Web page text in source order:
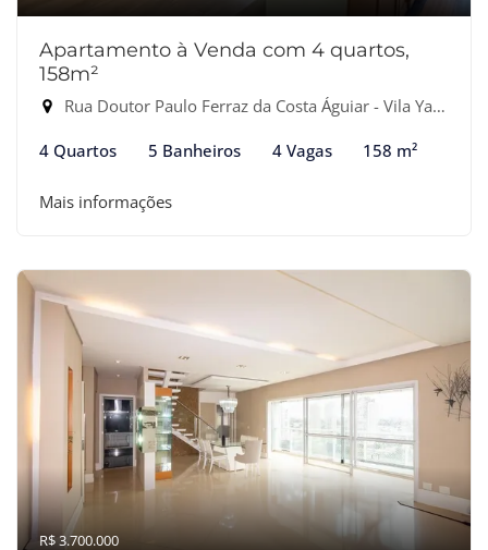
Apartamento à Venda com 4 quartos,
158m²
Rua Doutor Paulo Ferraz da Costa Águiar - Vila Yara, Osasco-SP
4 Quartos 5 Banheiros 4 Vagas 158 m²
Mais informações
R$ 3.700.000